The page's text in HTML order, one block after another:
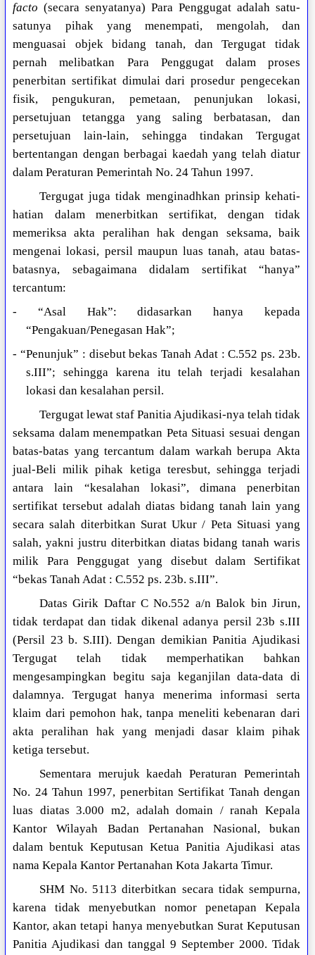
facto (secara senyatanya) Para Penggugat adalah satu-
satunya pihak yang menempati, mengolah, dan
menguasai objek bidang tanah, dan Tergugat tidak
pernah melibatkan Para Penggugat dalam proses
penerbitan sertifikat dimulai dari prosedur pengecekan
fisik, pengukuran, pemetaan, penunjukan lokasi,
persetujuan tetangga yang saling berbatasan, dan
persetujuan lain-lain, sehingga tindakan Tergugat
bertentangan dengan berbagai kaedah yang telah diatur
dalam Peraturan Pemerintah No. 24 Tahun 1997.
Tergugat juga tidak menginadhkan prinsip kehati-
hatian dalam menerbitkan sertifikat, dengan tidak
memeriksa akta peralihan hak dengan seksama, baik
mengenai lokasi, persil maupun luas tanah, atau batas-
batasnya, sebagaimana didalam sertifikat “hanya”
tercantum:
- “Asal Hak”: didasarkan hanya kepada
“Pengakuan/Penegasan Hak”;
- “Penunjuk” : disebut bekas Tanah Adat : C.552 ps. 23b.
s.III”; sehingga karena itu telah terjadi kesalahan
lokasi dan kesalahan persil.
Tergugat lewat staf Panitia Ajudikasi-nya telah tidak
seksama dalam menempatkan Peta Situasi sesuai dengan
batas-batas yang tercantum dalam warkah berupa Akta
jual-Beli milik pihak ketiga teresbut, sehingga terjadi
antara lain “kesalahan lokasi”, dimana penerbitan
sertifikat tersebut adalah diatas bidang tanah lain yang
secara salah diterbitkan Surat Ukur / Peta Situasi yang
salah, yakni justru diterbitkan diatas bidang tanah waris
milik Para Penggugat yang disebut dalam Sertifikat
“bekas Tanah Adat : C.552 ps. 23b. s.III”.
Datas Girik Daftar C No.552 a/n Balok bin Jirun,
tidak terdapat dan tidak dikenal adanya persil 23b s.III
(Persil 23 b. S.III). Dengan demikian Panitia Ajudikasi
Tergugat telah tidak memperhatikan bahkan
mengesampingkan begitu saja keganjilan data-data di
dalamnya. Tergugat hanya menerima informasi serta
klaim dari pemohon hak, tanpa meneliti kebenaran dari
akta peralihan hak yang menjadi dasar klaim pihak
ketiga tersebut.
Sementara merujuk kaedah Peraturan Pemerintah
No. 24 Tahun 1997, penerbitan Sertifikat Tanah dengan
luas diatas 3.000 m2, adalah domain / ranah Kepala
Kantor Wilayah Badan Pertanahan Nasional, bukan
dalam bentuk Keputusan Ketua Panitia Ajudikasi atas
nama Kepala Kantor Pertanahan Kota Jakarta Timur.
SHM No. 5113 diterbitkan secara tidak sempurna,
karena tidak menyebutkan nomor penetapan Kepala
Kantor, akan tetapi hanya menyebutkan Surat Keputusan
Panitia Ajudikasi dan tanggal 9 September 2000. Tidak